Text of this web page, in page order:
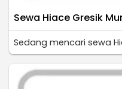
Sewa Hiace Gresik
Sedang mencari sewa